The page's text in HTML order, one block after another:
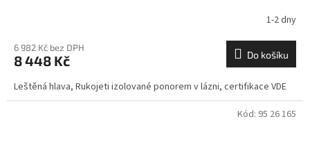
1-2 dny
6 982 Kč bez DPH
8 448 Kč Do košíku
Leštěná hlava, Rukojeti izolované ponorem v lázni, certifikace VDE
Kód: 95 26 165